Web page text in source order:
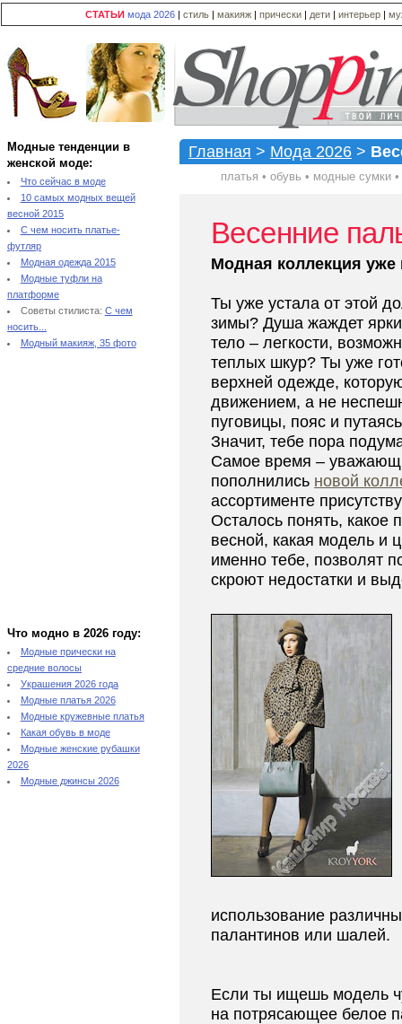
СТАТЬИ мода 2026 | стиль | макияж | прически | дети | интерьер |
Модные тенденции в
женской моде:
Что сейчас в моде
10 самых модных вещей
весной 2015
С чем носить платье-
футляр
Модная одежда 2015
Модные туфли на
платформе
Советы стилиста: С чем
носить...
Модный макияж, 35 фото
Что модно в 2026 году:
Модные прически на
средние волосы
Украшения 2026 года
Модные платья 2026
Модные кружевные платья
Какая обувь в моде
Модные женские рубашки
2026
Модные джинсы 2026
Главная > Мода 2026 >
платья • обувь • модные сумки •
Весенние
Модная коллекция уже
Ты уже устала от этой
зимы? Душа жаждет
тело – легкости,
теплых шкур? Ты уже
верхней одежде,
движением, а не
пуговицы, пояс и
Значит, тебе пора
Самое время –
пополнились новой
ассортименте
Осталось понять, какое
весной, какая модель и
именно тебе, позволят
скроют недостатки и
использование
палантинов или шалей.
Если ты ищешь модель
на потрясающее белое